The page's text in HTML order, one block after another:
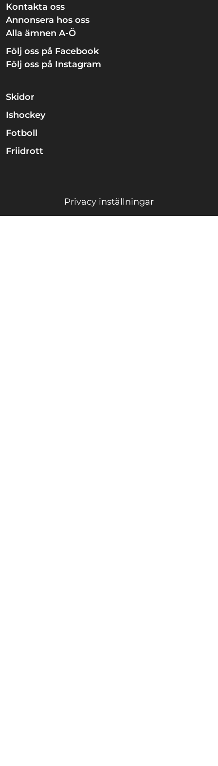
Kontakta oss
Annonsera hos oss
Alla ämnen A-Ö
Följ oss på Facebook
Följ oss på Instagram
Skidor
Ishockey
Fotboll
Friidrott
Privacy inställningar